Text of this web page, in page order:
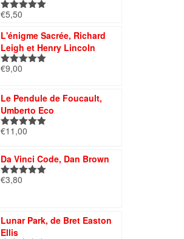
Note5.00
€5,50
L'énigme Sacrée, Richard
Leigh et Henry Lincoln
Note5.00
€9,00
Le Pendule de Foucault,
Umberto Eco
Note5.00
€11,00
Da Vinci Code, Dan Brown
Note5.00
€3,80
Lunar Park, de Bret Easton
Ellis